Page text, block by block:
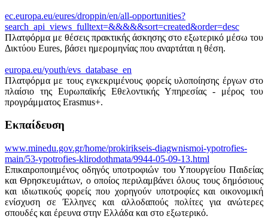
ec.europa.eu/eures/droppin/en/all-opportunities?
search_api_views_fulltext=&&&&&sort=created&order=desc
Πλατφόρμα με θέσεις πρακτικής άσκησης στο εξωτερικό μέσω του
Δικτύου Eures, βάσει ημερομηνίας που αναρτάται η θέση.
europa.eu/youth/evs_database_en
Πλατφόρμα με τους εγκεκριμένους φορείς υλοποίησης έργων στο
πλαίσιο της Ευρωπαϊκής Εθελοντικής Υπηρεσίας - μέρος του
προγράμματος Erasmus+.
Εκπαίδευση
www.minedu.gov.gr/home/prokirikseis-diagwnismoi-ypotrofies-
main/53-ypotrofies-klirodothmata/9944-05-09-13.html
Επικαιροποιημένος οδηγός υποτροφιών του Υπουργείου Παιδείας
και Θρησκευμάτων, ο οποίος περιλαμβάνει όλους τους δημόσιους
και ιδιωτικούς φορείς που χορηγούν υποτροφίες και οικονομική
ενίσχυση σε Έλληνες και αλλοδαπούς πολίτες για ανώτερες
σπουδές και έρευνα στην Ελλάδα και στο εξωτερικό.